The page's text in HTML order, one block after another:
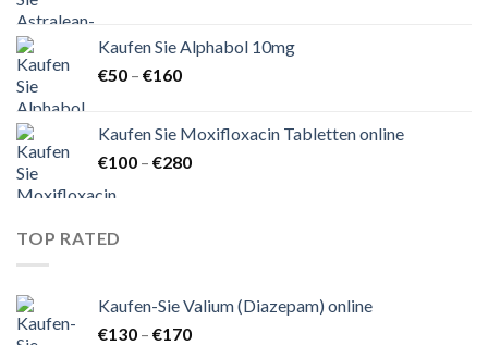
€140
Kaufen Sie Alphabol 10mg
€50 – €160Preisspanne:
€160
Kaufen Sie Moxifloxacin Tabletten online
€100 – €280Preisspanne:
TOP RATED
Kaufen-Sie Valium (Diazepam) online
€130 – €170Preisspanne: